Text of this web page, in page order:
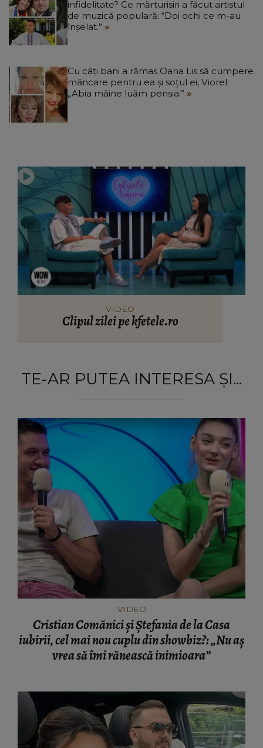
infidelitate? Ce mărturisiri a făcut artistul
de muzică populară: “Doi ochi ce m-au
înșelat.”
Cu câți bani a rămas Oana Lis să cumpere
mâncare pentru ea și soțul ei, Viorel:
„Abia mâine luăm pensia.”
VIDEO
Clipul zilei pe kfetele.ro
TE-AR PUTEA INTERESA ȘI...
VIDEO
Cristian Comănici și Ștefania de la Casa
iubirii, cel mai nou cuplu din showbiz?: „Nu aș
vrea să îmi rănească inimioara”